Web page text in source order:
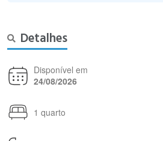
Detalhes
Disponível em
24/08/2026
1 quarto